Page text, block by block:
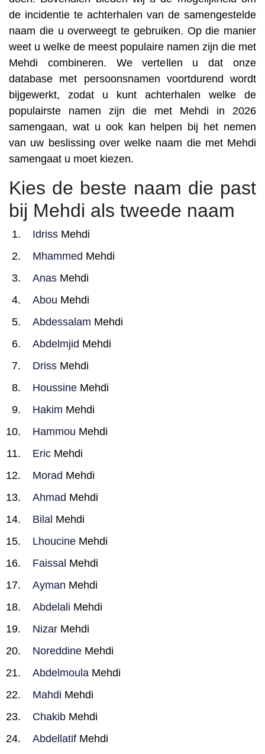
de incidentie te achterhalen van de samengestelde
naam die u overweegt te gebruiken. Op die manier
weet u welke de meest populaire namen zijn die met
Mehdi combineren. We vertellen u dat onze
database met persoonsnamen voortdurend wordt
bijgewerkt, zodat u kunt achterhalen welke de
populairste namen zijn die met Mehdi in 2026
samengaan, wat u ook kan helpen bij het nemen
van uw beslissing over welke naam die met Mehdi
samengaat u moet kiezen.
Kies de beste naam die past
bij Mehdi als tweede naam
Idriss Mehdi
Mhammed Mehdi
Anas Mehdi
Abou Mehdi
Abdessalam Mehdi
Abdelmjid Mehdi
Driss Mehdi
Houssine Mehdi
Hakim Mehdi
Hammou Mehdi
Eric Mehdi
Morad Mehdi
Ahmad Mehdi
Bilal Mehdi
Lhoucine Mehdi
Faissal Mehdi
Ayman Mehdi
Abdelali Mehdi
Nizar Mehdi
Noreddine Mehdi
Abdelmoula Mehdi
Mahdi Mehdi
Chakib Mehdi
Abdellatif Mehdi